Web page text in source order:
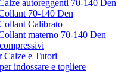
autoreggenti 70-140 Den
70-140 Den
Calibrato
materno 70-140 Den
Calze e Tutori
indossare e togliere